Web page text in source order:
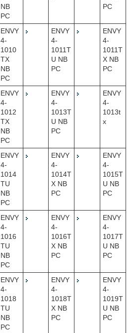
NB
PC
PC
ENVY
4-
1010
TX
NB
PC
ENVY
4-
1011T
U NB
PC
ENVY
4-
1011T
X NB
PC
ENVY
4-
1012
TX
NB
PC
ENVY
4-
1013T
U NB
PC
ENVY
4-
1013t
x
ENVY
4-
1014
TU
NB
PC
ENVY
4-
1014T
X NB
PC
ENVY
4-
1015T
U NB
PC
ENVY
4-
1016
TU
NB
PC
ENVY
4-
1016T
X NB
PC
ENVY
4-
1017T
U NB
PC
ENVY
4-
1018
TU
NB
PC
ENVY
4-
1018T
X NB
PC
ENVY
4-
1019T
U NB
PC